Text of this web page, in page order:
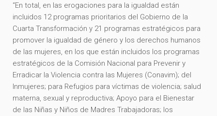
“En total, en las erogaciones para la igualdad están
incluidos 12 programas prioritarios del Gobierno de la
Cuarta Transformación y 21 programas estratégicos para
promover la igualdad de género y los derechos humanos
de las mujeres, en los que están incluidos los programas
estratégicos de la Comisión Nacional para Prevenir y
Erradicar la Violencia contra las Mujeres (Conavim); del
Inmujeres; para Refugios para víctimas de violencia; salud
materna, sexual y reproductiva; Apoyo para el Bienestar
de las Niñas y Niños de Madres Trabajadoras; los